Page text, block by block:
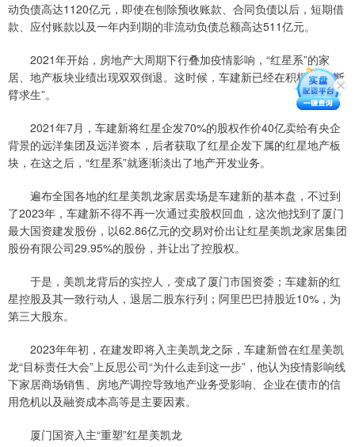
动负债高达1120亿元，即使在刨除预收账款、合同负债以后，短期借
款、应付账款以及一年内到期的非流动负债总额高达511亿元。
2021年开始，房地产大周期下行叠加疫情影响，“红星系”的家
居、地产板块业绩出现双双倒退。这时候，车建新已经在积极谋划“断
臂求生”。
2021年7月，车建新将红星企发70%的股权作价40亿卖给有央企
背景的远洋集团及远洋资本，后者获取了红星企发下属的红星地产板
块，在这之后，“红星系”就逐渐淡出了地产开发业务。
遍布全国各地的红星美凯龙家居卖场是车建新的基本盘，不过到
了2023年，车建新不得不再一次通过卖股权回血，这次他找到了厦门
最大国资建发股份，以62.86亿元的交易对价出让红星美凯龙家居集团
股份有限公司29.95%的股份，并让出了控股权。
于是，美凯龙背后的实控人，变成了厦门市国资委；车建新的红
星控股及其一致行动人，退居二股东行列；阿里巴巴持股近10%，为
第三大股东。
2023年年初，在建发即将入主美凯龙之际，车建新曾在红星美凯
龙“目标责任大会”上反思公司“为什么走到这一步”，他认为疫情影响线
下家居商场销售、房地产调控导致地产业务受影响、企业在债市的信
用危机以及融资成本高等是主要因素。
厦门国资入主“重塑”红星美凯龙